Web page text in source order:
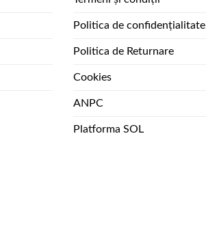
Politica de confidențialitate
Politica de Returnare
Cookies
ANPC
Platforma SOL